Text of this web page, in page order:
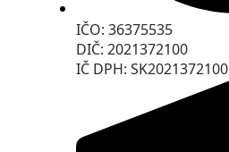
IČO: 36375535
DIČ: 2021372100
IČ DPH: SK2021372100